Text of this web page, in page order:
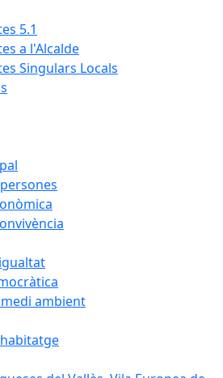
5.1
a l'Alcalde
Singulars Locals
ambient